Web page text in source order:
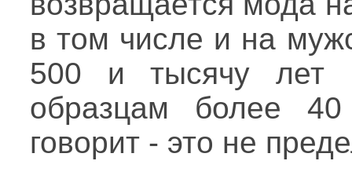
в том числе и на
500 и тысячу лет
образцам более 40
говорит - это не